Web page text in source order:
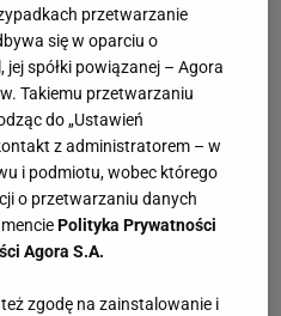
przetwarzanie
się w oparciu o
spółki powiązanej – Agora
Takiemu przetwarzaniu
do „Ustawień
z administratorem – w
i podmiotu, wobec którego
o przetwarzaniu danych
Polityka Prywatności
Agora S.A.
zgodę na zainstalowanie i